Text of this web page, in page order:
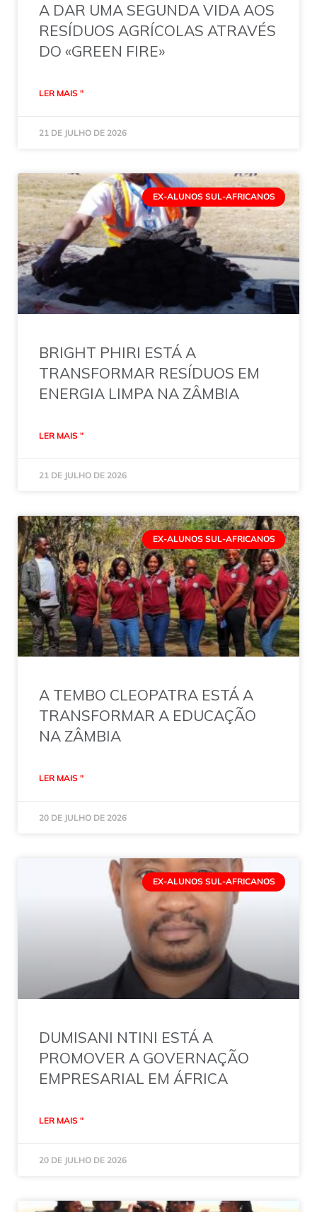
A DAR UMA SEGUNDA VIDA AOS
RESÍDUOS AGRÍCOLAS ATRAVÉS
DO «GREEN FIRE»
LER MAIS "
21 DE JULHO DE 2026
EX-ALUNOS SUL-AFRICANOS
BRIGHT PHIRI ESTÁ A
TRANSFORMAR RESÍDUOS EM
ENERGIA LIMPA NA ZÂMBIA
LER MAIS "
21 DE JULHO DE 2026
EX-ALUNOS SUL-AFRICANOS
A TEMBO CLEOPATRA ESTÁ A
TRANSFORMAR A EDUCAÇÃO
NA ZÂMBIA
LER MAIS "
20 DE JULHO DE 2026
EX-ALUNOS SUL-AFRICANOS
DUMISANI NTINI ESTÁ A
PROMOVER A GOVERNAÇÃO
EMPRESARIAL EM ÁFRICA
LER MAIS "
20 DE JULHO DE 2026